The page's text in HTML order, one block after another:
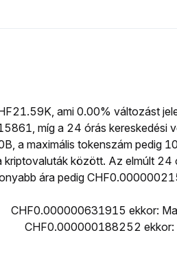
ami 0.00% változást
míg a 24 órás kereskedési
a maximális tokenszám pedig
kriptovaluták között. Az elmúlt 24
ára pedig
CHF0.000000631915 ekkor:
CHF0.000000188252 ekkor: